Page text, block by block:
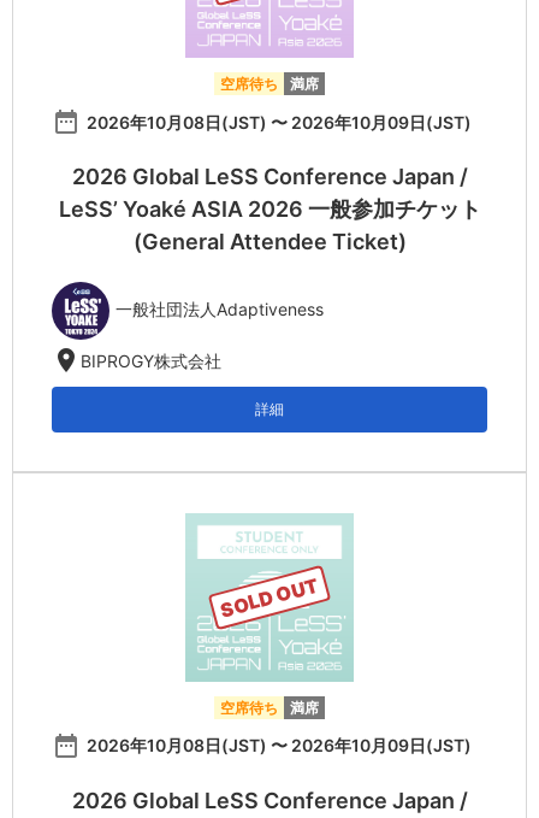
空席待ち 満席
date_range 2026年10月08日(JST) 〜 2026年10月09日(JST)
2026 Global LeSS Conference Japan /
LeSS’ Yoaké ASIA 2026 一般参加チケット
(General Attendee Ticket)
一般社団法人Adaptiveness
location_on BIPROGY株式会社
詳細
SOLD OUT
空席待ち 満席
date_range 2026年10月08日(JST) 〜 2026年10月09日(JST)
2026 Global LeSS Conference Japan /